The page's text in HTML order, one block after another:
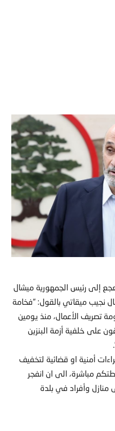
إلى رئيس الجمهورية ميشال
نجيب ميقاتي بالقول: “فخامة
تصريف الأعمال، منذ يومين
على خلفية أزمة البنزين
أمنية او قضائية لتخفيف
مباشرة، الى ان انفجر
منازل وأفراد في بلدة